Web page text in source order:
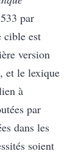
par
cible est
version
et le lexique
à
par
dans les
soient